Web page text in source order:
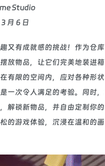
Studio
月 6 日
又有成就感的挑战！作为仓
放物品，让它们完美地装进
有限的空间内，应对各种形
一次令人满足的考验。同时
解锁新物品，并自由定制你
的游戏体验，沉浸在温和的